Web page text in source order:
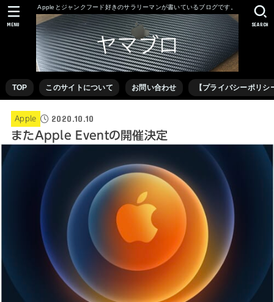
Appleとジャンクフード好きのサラリーマンが書いているブログです。
TOP このサイトについて お問い合わせ 【プライバシーポリシ
SEARCH
MENU
Apple 2020.10.10
またApple Eventの開催決定